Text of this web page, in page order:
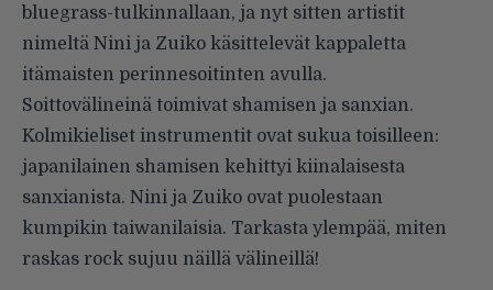
bluegrass-tulkinnallaan, ja nyt sitten artistit
nimeltä Nini ja Zuiko käsittelevät kappaletta
itämaisten perinnesoitinten avulla.
Soittovälineinä toimivat shamisen ja sanxian.
Kolmikieliset instrumentit ovat sukua toisilleen:
japanilainen shamisen kehittyi kiinalaisesta
sanxianista. Nini ja Zuiko ovat puolestaan
kumpikin taiwanilaisia. Tarkasta ylempää, miten
raskas rock sujuu näillä välineillä!